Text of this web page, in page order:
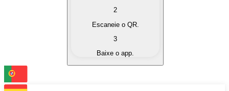
Converta suas criptomoedas em moeda fiduciária
Troque uma criptomoeda por outra
2
Escaneie o QR.
3
Baixe o app.